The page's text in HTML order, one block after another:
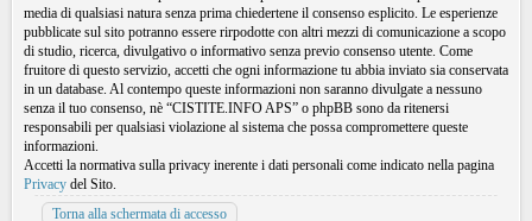
media di qualsiasi natura senza prima chiedertene il consenso esplicito. Le esperienze
pubblicate sul sito potranno essere rirpodotte con altri mezzi di comunicazione a scopo
di studio, ricerca, divulgativo o informativo senza previo consenso utente. Come
fruitore di questo servizio, accetti che ogni informazione tu abbia inviato sia conservata
in un database. Al contempo queste informazioni non saranno divulgate a nessuno
senza il tuo consenso, nè “CISTITE.INFO APS” o phpBB sono da ritenersi
responsabili per qualsiasi violazione al sistema che possa compromettere queste
informazioni.
Accetti la normativa sulla privacy inerente i dati personali come indicato nella pagina
Privacy del Sito.
Torna alla schermata di accesso